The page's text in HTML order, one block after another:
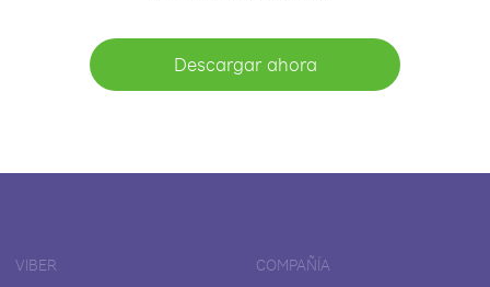
Descargar ahora
VIBER COMPAÑÍA